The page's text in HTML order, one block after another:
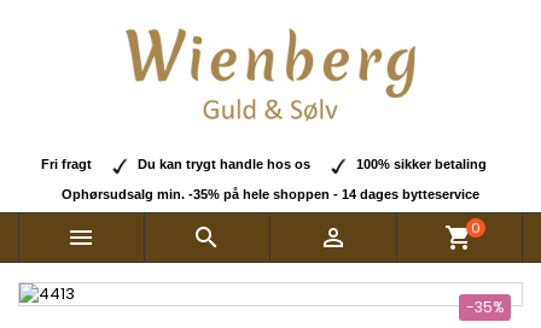
Fri fragt Du kan trygt handle hos os 100% sikker betaling
Ophørsudsalg min. -35% på hele shoppen - 14 dages bytteservice
   shopping_cart0
-35%